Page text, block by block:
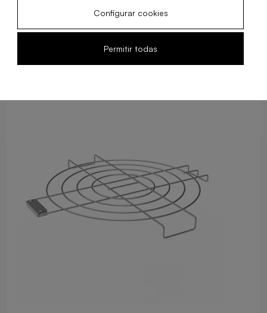
Tapa para Cesta 16 Kg Z14
Configurar cookies
Permitir todas